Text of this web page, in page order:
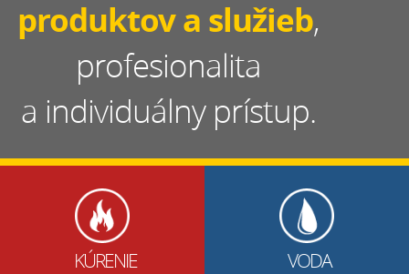
produktov a služieb,
profesionalita
a individuálny prístup.
KÚRENIE VODA